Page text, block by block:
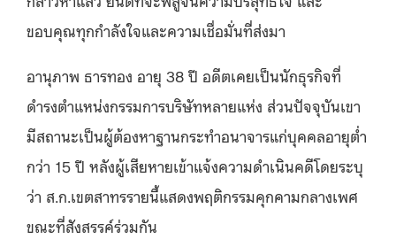
ขอบคุณทุกกำลังใจและความเชื่อมั่นที่ส่งมา
อานุภาพ ธารทอง อายุ 38 ปี อดีตเคยเป็นนักธุรกิจที่
ดำรงตำแหน่งกรรมการบริษัทหลายแห่ง ส่วนปัจจุบันเขา
มีสถานะเป็นผู้ต้องหาฐานกระทำอนาจารแก่บุคคลอายุต่ำ
กว่า 15 ปี หลังผู้เสียหายเข้าแจ้งความดำเนินคดีโดยระบุ
ว่า ส.ก.เขตสาทรรายนี้แสดงพฤติกรรมคุกคามกลางเพศ
ขณะที่สังสรรค์ร่วมกัน